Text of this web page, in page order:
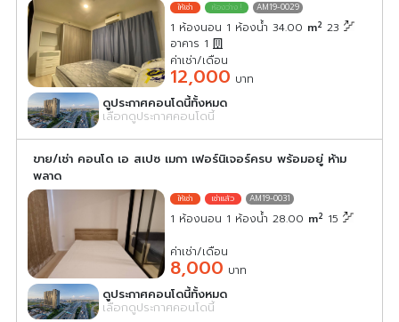
AM19-0029
1 ห้องนอน 1 ห้องน้ำ 34.00 m2 23
อาคาร 1
ค่าเช่า/เดือน
12,000 บาท
ดูประกาศคอนโดนี้ทั้งหมด
เลือกดูประกาศคอนโดนี้
ขาย/เช่า คอนโด เอ สเปซ เมกา เฟอร์นิเจอร์ครบ พร้อมอยู่ ห้าม
พลาด
AM19-0031
1 ห้องนอน 1 ห้องน้ำ 28.00 m2 15
ค่าเช่า/เดือน
8,000 บาท
ดูประกาศคอนโดนี้ทั้งหมด
เลือกดูประกาศคอนโดนี้